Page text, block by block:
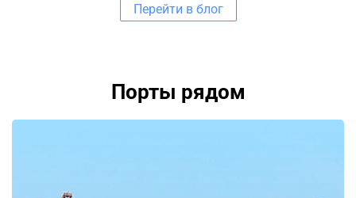
Перейти в блог
Порты рядом